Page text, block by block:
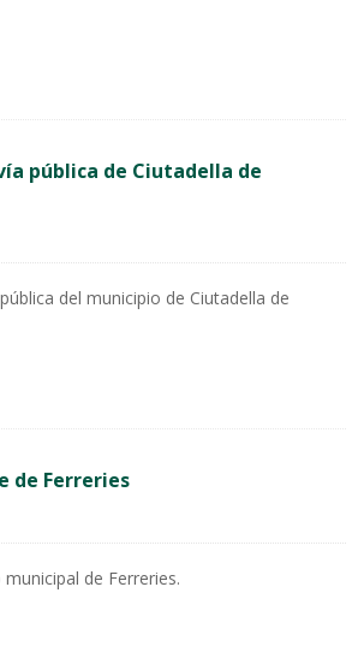
pública de Ciutadella de
del municipio de Ciutadella de
de Ferreries
de Ferreries.